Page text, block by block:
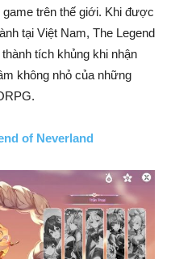
trên thế giới. Khi được
tại Việt Nam, The Legend
tích khủng khi nhận
không nhỏ của những
of Neverland